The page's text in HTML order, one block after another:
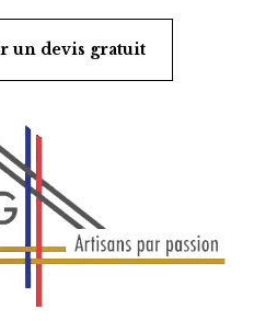
un devis gratuit